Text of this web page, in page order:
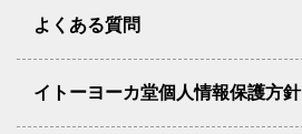
よくある質問
イトーヨーカ堂個人情報保護方針